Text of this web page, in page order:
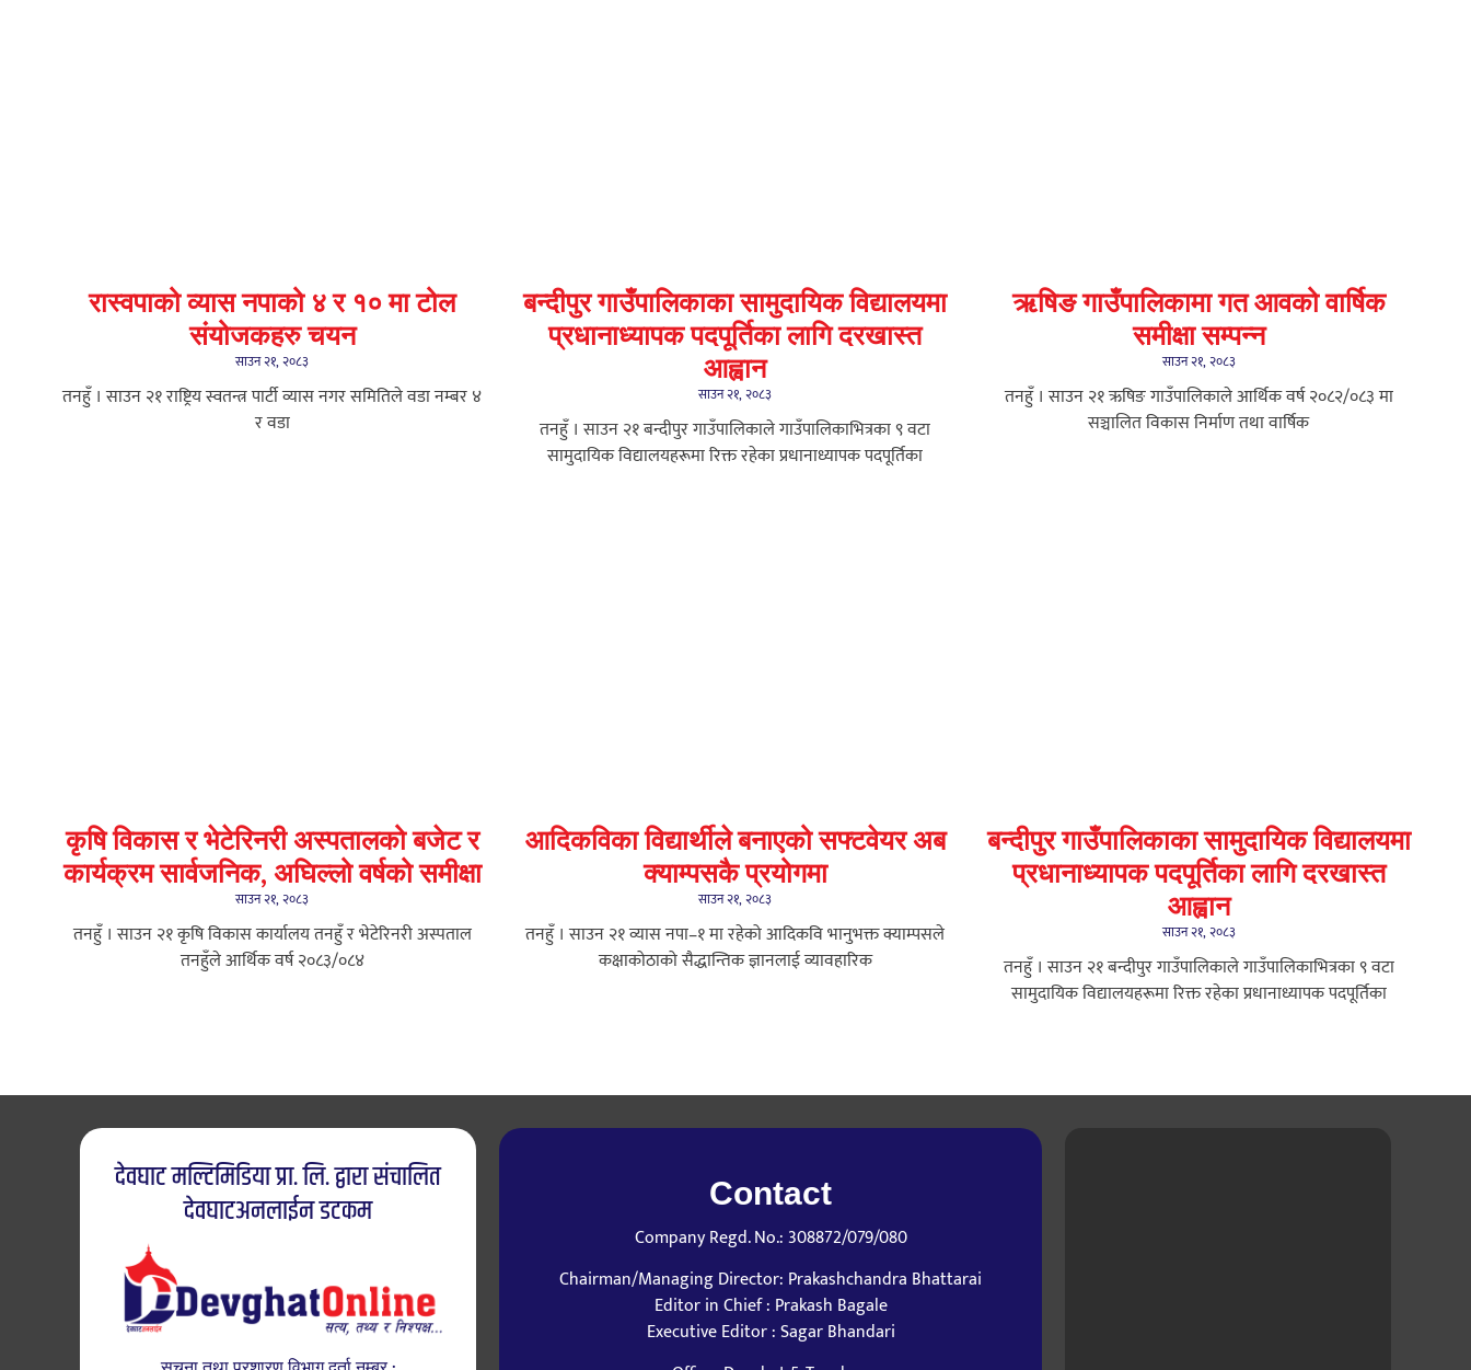
रास्वपाको व्यास नपाको ४ र १० मा टोल
संयोजकहरु चयन
साउन २१, २०८३
तनहुँ । साउन २१ राष्ट्रिय स्वतन्त्र पार्टी व्यास नगर समितिले वडा नम्बर ४
र वडा
बन्दीपुर गाउँपालिकाका सामुदायिक विद्यालयमा
प्रधानाध्यापक पदपूर्तिका लागि दरखास्त
आह्वान
साउन २१, २०८३
तनहुँ । साउन २१ बन्दीपुर गाउँपालिकाले गाउँपालिकाभित्रका ९ वटा
सामुदायिक विद्यालयहरूमा रिक्त रहेका प्रधानाध्यापक पदपूर्तिका
ऋषिङ गाउँपालिकामा गत आवको वार्षिक
समीक्षा सम्पन्न
साउन २१, २०८३
तनहुँ । साउन २१ ऋषिङ गाउँपालिकाले आर्थिक वर्ष २०८२/०८३ मा
सञ्चालित विकास निर्माण तथा वार्षिक
कृषि विकास र भेटेरिनरी अस्पतालको बजेट र
कार्यक्रम सार्वजनिक, अघिल्लो वर्षको समीक्षा
साउन २१, २०८३
तनहुँ । साउन २१ कृषि विकास कार्यालय तनहुँ र भेटेरिनरी अस्पताल
तनहुँले आर्थिक वर्ष २०८३/०८४
आदिकविका विद्यार्थीले बनाएको सफ्टवेयर अब
क्याम्पसकै प्रयोगमा
साउन २१, २०८३
तनहुँ । साउन २१ व्यास नपा–१ मा रहेको आदिकवि भानुभक्त क्याम्पसले
कक्षाकोठाको सैद्धान्तिक ज्ञानलाई व्यावहारिक
बन्दीपुर गाउँपालिकाका सामुदायिक विद्यालयमा
प्रधानाध्यापक पदपूर्तिका लागि दरखास्त
आह्वान
साउन २१, २०८३
तनहुँ । साउन २१ बन्दीपुर गाउँपालिकाले गाउँपालिकाभित्रका ९ वटा
सामुदायिक विद्यालयहरूमा रिक्त रहेका प्रधानाध्यापक पदपूर्तिका
देवघाट मल्टिमिडिया प्रा. लि. द्वारा संचालित
देवघाटअनलाईन डटकम
Contact
Company Regd. No.: 308872/079/080
Chairman/Managing Director: Prakashchandra Bhattarai
Editor in Chief : Prakash Bagale
Executive Editor : Sagar Bhandari